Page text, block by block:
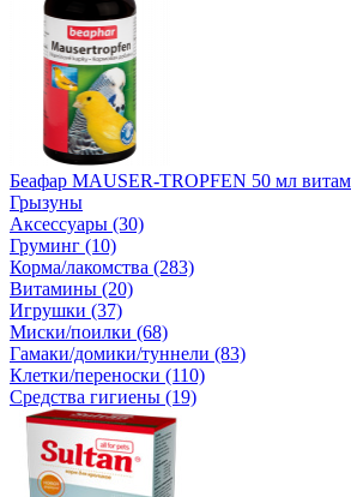
Беафар MAUSER-TROPFEN 50 мл
Грызуны
Аксессуары (30)
Груминг (10)
Корма/лакомства (283)
Витамины (20)
Игрушки (37)
Миски/поилки (68)
Гамаки/домики/туннели (83)
Клетки/переноски (110)
Средства гигиены (19)